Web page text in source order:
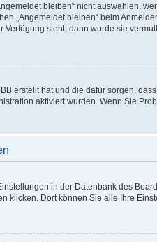
bleiben“ nicht auswählen,
„Angemeldet bleiben“ beim
steht, dann wurde sie
erstellt hat und die dafür sorgen,
aktiviert wurden. Wenn Sie
in der Datenbank des
klicken. Dort können Sie alle Ihre